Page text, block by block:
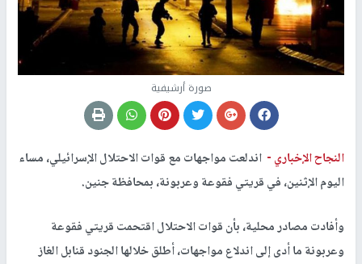
صورة أرشيفية
النجاح الإخباري - اندلعت مواجهات مع قوات الاحتلال الإسرائيلي، مساء
اليوم الإثنين، في قريتي فقوعة وعربونة، بمحافظة جنين.
وأفادت مصادر محلية، بأن قوات الاحتلال اقتحمت قريتي فقوعة
وعربونة ما أدى إلى اندلاع مواجهات، أطلق خلالها الجنود قنابل الغاز